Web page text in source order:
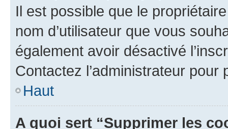
Il est possible que le
nom d’utilisateur que vous
également avoir désactivé
Contactez l’administrateur
Haut
A quoi sert “Supprimer les